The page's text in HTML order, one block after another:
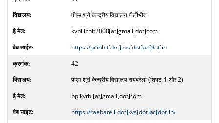
पीएम श्री केन्द्रीय विद्यालय पीलीभीत
kvpilibhit2008[at]gmail[dot]com
https://pilibhit[dot]kvs[dot]ac[dot]in
42
पीएम श्री केन्द्रीय विद्यालय रायबरेली (शिफ्ट-1 और 2)
pplkvrbl[at]gmail[dot]com
https://raebareli[dot]kvs[dot]ac[dot]in/